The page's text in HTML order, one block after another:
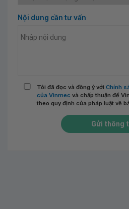
Nội dung cần tư vấn
Tôi đã đọc và đồng ý với Chính
của Vinmec và chấp thuận để
theo quy định của pháp luật về
Gửi thông